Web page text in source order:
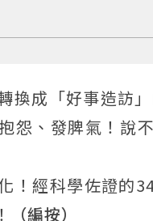
換成「好事造訪
怨、發脾氣！說
！經科學佐證的
（編按）